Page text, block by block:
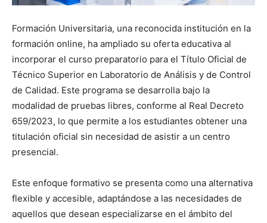
Formación Universitaria, una reconocida institución en la
formación online, ha ampliado su oferta educativa al
incorporar el curso preparatorio para el Título Oficial de
Técnico Superior en Laboratorio de Análisis y de Control
de Calidad. Este programa se desarrolla bajo la
modalidad de pruebas libres, conforme al Real Decreto
659/2023, lo que permite a los estudiantes obtener una
titulación oficial sin necesidad de asistir a un centro
presencial.
Este enfoque formativo se presenta como una alternativa
flexible y accesible, adaptándose a las necesidades de
aquellos que desean especializarse en el ámbito del